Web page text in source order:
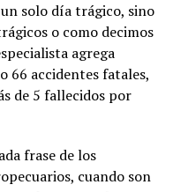
solo día trágico, sino
o como decimos
agrega
66 accidentes fatales,
de 5 fallecidos por
frase de los
cuando son